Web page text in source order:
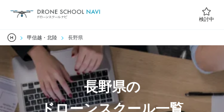
検討中
甲信越・北陸 長野県
長野県の
ドローンスクール一覧